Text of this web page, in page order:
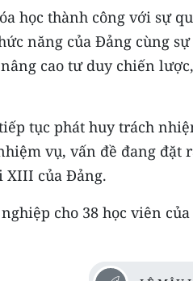
học thành công với sự
năng của Đảng cùng
cao tư duy chiến lược,
tục phát huy trách
vụ, vấn đề đang đặt
XIII của Đảng.
cho 38 học viên của